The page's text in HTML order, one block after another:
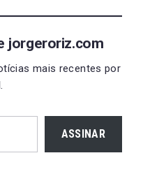
jorgeroriz.com
mais recentes por
ASSINAR